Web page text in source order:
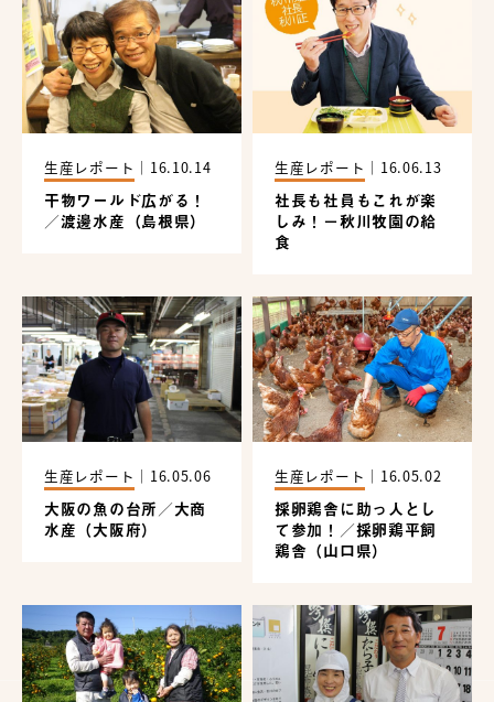
生産レポート ｜ 16.10.14
干物ワールド広がる！
／渡邊水産（島根県）
生産レポート ｜ 16.06.13
社長も社員もこれが楽
しみ！－秋川牧園の給
食
生産レポート ｜ 16.05.06
大阪の魚の台所／大商
水産（大阪府）
生産レポート ｜ 16.05.02
採卵鶏舎に助っ人とし
て参加！／採卵鶏平飼
鶏舎（山口県）